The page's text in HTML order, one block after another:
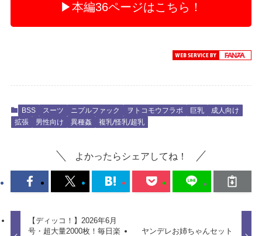
▶本編36ページはこちら！
BSS スーツ ニプルファック ヲトコモウフラボ 巨乳
成人向け
拡張
男性向け 異種姦 複乳/怪乳/超乳
よかったらシェアしてね！
【ディッコ！】2026年6月
号・超大量2000枚！毎日楽
ヤンデレお姉ちゃんセット